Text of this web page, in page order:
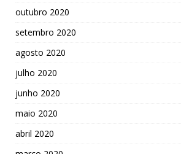
outubro 2020
setembro 2020
agosto 2020
julho 2020
junho 2020
maio 2020
abril 2020